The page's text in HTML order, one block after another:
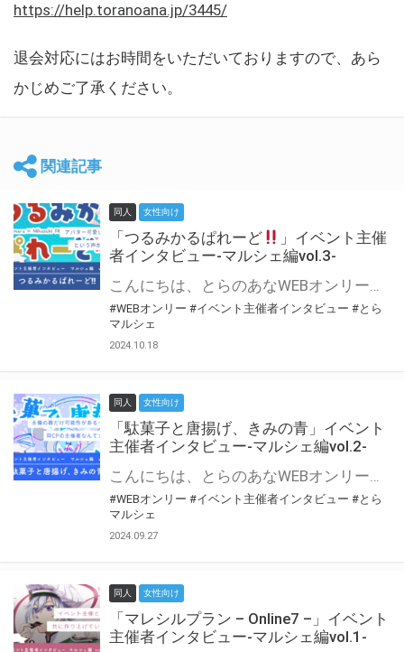
https://help.toranoana.jp/3445/
退会対応にはお時間をいただいておりますので、あら
かじめご了承ください。
関連記事
同人 女性向け
「つるみかるぱれーど
」イベント主催
者インタビュー-マルシェ編vol.3-
こんにちは、とらのあなWEBオンリー運営スタッフです。 新たにお届けする、イベント主催者インタビュー-マルシェ編-は、 とらのあなWEBオンリー「マルシェ」をご利用した主催様に 「マルシェ」を使って開催した感想や心がけをお聞きする企画です。 今回は、WEBオンリー初開催「つるみかるぱれーど
#WEBオンリー #イベント主催者インタビュー #とら
マルシェ
2024.10.18
同人 女性向け
「駄菓子と唐揚げ、きみの青」イベント
主催者インタビュー-マルシェ編vol.2-
こんにちは、とらのあなWEBオンリー運営スタッフです。 新たにお届けする、イベント主催者インタビュー-マルシェ編-は、 とらのあなWEBオンリー「マルシェ」をご利用の主催様に 「マルシェ」を使ってイベントを開催した感想や心がけをお聞きする企画です。 今回は、WEBオンリー初開催「駄菓子と唐揚げ、きみの青」より、 主催のぎこ六屋様にお話を伺いました。 協力：ぎこ六屋様／イベント公式Twitter（@krkgwks） とらのあなWEBオンリー「マルシェ」とは？ WEBオンリーでリアルタイムでコミュニケーションがとれるオンライン会場です。
#WEBオンリー #イベント主催者インタビュー #とら
マルシェ
2024.09.27
同人 女性向け
「マレシルプラン – Online7 –」イベント
主催者インタビュー-マルシェ編vol.1-